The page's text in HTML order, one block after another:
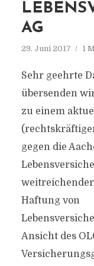
AG
29. Juni 2017 1
Sehr geehrte
übersenden
zu einem
gegen die
Haftung von
Ansicht des